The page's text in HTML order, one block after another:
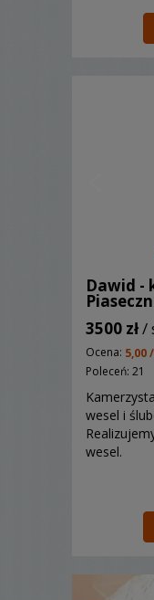
Dawid -
3500 zł/
Ocena: 5,00
Poleceń: 21
wesel i
wesel.